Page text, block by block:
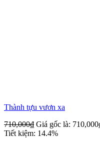
Thành tựu vươn xa
710,000₫ Giá gốc là:
Tiết kiệm: 14.4%